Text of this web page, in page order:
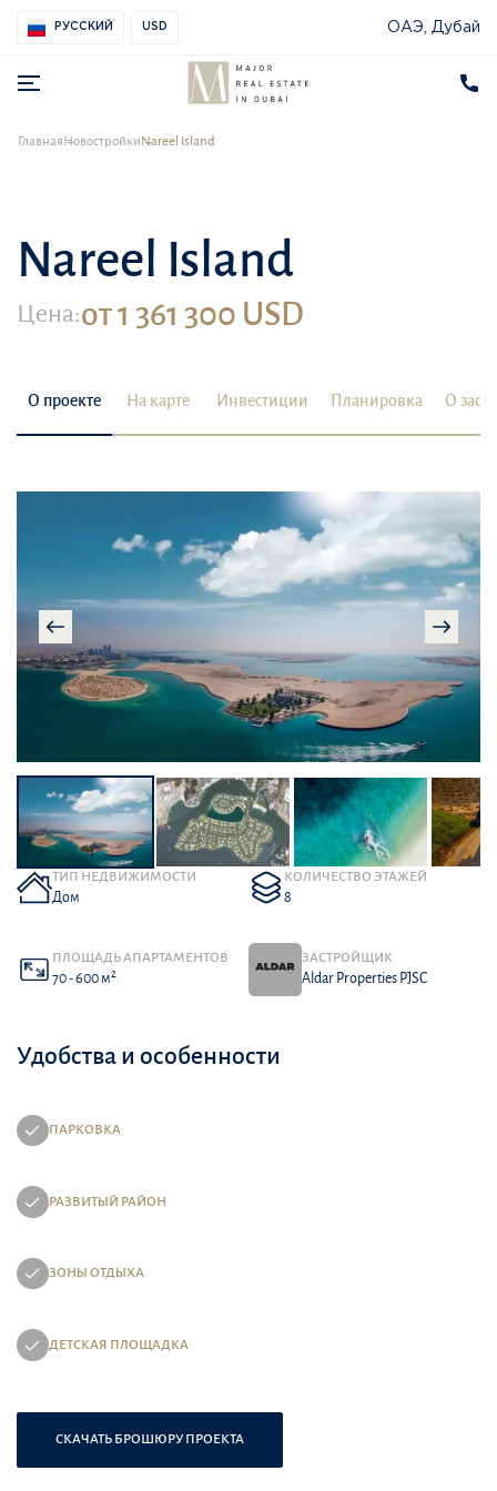
РУССКИЙ USD ОАЭ, Дубай
ГлавнаяНовостройкиNareel Island
Nareel Island
Цена:от 1 361 300 USD
О проекте На карте Инвестиции Планировка О
ТИП НЕДВИЖИМОСТИ
Дом
КОЛИЧЕСТВО ЭТАЖЕЙ
8
ПЛОЩАДЬ АПАРТАМЕНТОВ
70 - 600 м2
ЗАСТРОЙЩИК
Aldar Properties PJSC
Удобства и особенности
ПАРКОВКА
РАЗВИТЫЙ РАЙОН
ЗОНЫ ОТДЫХА
ДЕТСКАЯ ПЛОЩАДКА
СКАЧАТЬ БРОШЮРУ ПРОЕКТА